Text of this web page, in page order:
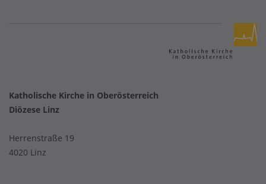
Katholische Kirche in Oberösterreich
Diözese Linz
Herrenstraße 19
4020 Linz